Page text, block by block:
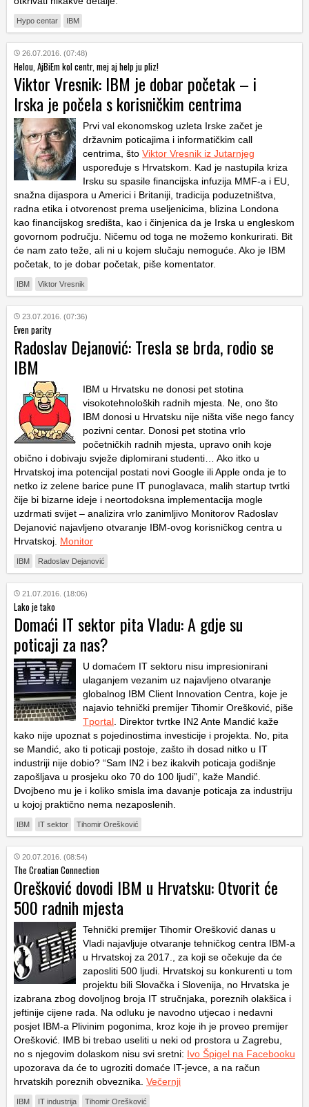
Hypo centar IBM
26.07.2016. (07:48)
Helou, AjBiEm kol centr, mej aj help ju pliz!
Viktor Vresnik: IBM je dobar početak – i
Irska je počela s korisničkim centrima
Prvi val ekonomskog uzleta Irske začet je
državnim poticajima i informatičkim call
centrima, što Viktor Vresnik iz Jutarnjeg
uspoređuje s Hrvatskom. Kad je nastupila kriza
Irsku su spasile financijska infuzija MMF-a i EU,
snažna dijaspora u Americi i Britaniji, tradicija poduzetništva,
radna etika i otvorenost prema useljenicima, blizina Londona
kao financijskog središta, kao i činjenica da je Irska u engleskom
govornom području. Ničemu od toga ne možemo konkurirati. Bit
će nam zato teže, ali ni u kojem slučaju nemoguće. Ako je IBM
početak, to je dobar početak, piše komentator.
IBM Viktor Vresnik
23.07.2016. (07:36)
Even parity
Radoslav Dejanović: Tresla se brda, rodio se
IBM
IBM u Hrvatsku ne donosi pet stotina
visokotehnoloških radnih mjesta. Ne, ono što
IBM donosi u Hrvatsku nije ništa više nego fancy
pozivni centar. Donosi pet stotina vrlo
početničkih radnih mjesta, upravo onih koje
obično i dobivaju svježe diplomirani studenti… Ako itko u
Hrvatskoj ima potencijal postati novi Google ili Apple onda je to
netko iz zelene barice pune IT punoglavaca, malih startup tvrtki
čije bi bizarne ideje i neortodoksna implementacija mogle
uzdrmati svijet – analizira vrlo zanimljivo Monitorov Radoslav
Dejanović najavljeno otvaranje IBM-ovog korisničkog centra u
Hrvatskoj. Monitor
IBM Radoslav Dejanović
21.07.2016. (18:06)
Lako je tako
Domaći IT sektor pita Vladu: A gdje su
poticaji za nas?
U domaćem IT sektoru nisu impresionirani
ulaganjem vezanim uz najavljeno otvaranje
globalnog IBM Client Innovation Centra, koje je
najavio tehnički premijer Tihomir Orešković, piše
Tportal . Direktor tvrtke IN2 Ante Mandić kaže
kako nije upoznat s pojedinostima investicije i projekta. No, pita
se Mandić, ako ti poticaji postoje, zašto ih dosad nitko u IT
industriji nije dobio? “Sam IN2 i bez ikakvih poticaja godišnje
zapošljava u prosjeku oko 70 do 100 ljudi”, kaže Mandić.
Dvojbeno mu je i koliko smisla ima davanje poticaja za industriju
u kojoj praktično nema nezaposlenih.
IBM IT sektor Tihomir Orešković
20.07.2016. (08:54)
The Croatian Connection
Orešković dovodi IBM u Hrvatsku: Otvorit će
500 radnih mjesta
Tehnički premijer Tihomir Orešković danas u
Vladi najavljuje otvaranje tehničkog centra IBM-a
u Hrvatskoj za 2017., za koji se očekuje da će
zaposliti 500 ljudi. Hrvatskoj su konkurenti u tom
projektu bili Slovačka i Slovenija, no Hrvatska je
izabrana zbog dovoljnog broja IT stručnjaka, poreznih olakšica i
jeftinije cijene rada. Na odluku je navodno utjecao i nedavni
posjet IBM-a Plivinim pogonima, kroz koje ih je proveo premijer
Orešković. IMB bi trebao useliti u neki od prostora u Zagrebu,
no s njegovim dolaskom nisu svi sretni: Ivo Špigel na Facebooku
upozorava da će to ugroziti domaće IT-jevce, a na račun
hrvatskih poreznih obveznika. Večernji
IBM IT industrija Tihomir Orešković